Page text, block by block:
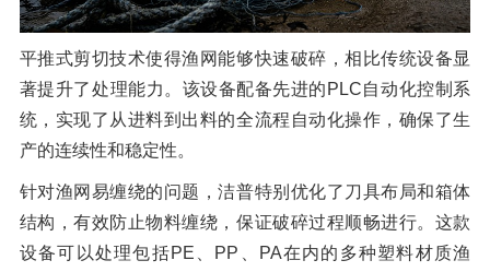
平推式剪切技术使得渔网能够快速破碎，相比传统设备显
著提升了处理能力。该设备配备先进的PLC自动化控制系
统，实现了从进料到出料的全流程自动化操作，确保了生
产的连续性和稳定性。
针对渔网易缠绕的问题，洁普特别优化了刀具布局和箱体
结构，有效防止物料缠绕，保证破碎过程顺畅进行。这款
设备可以处理包括PE、PP、PA在内的多种塑料材质渔